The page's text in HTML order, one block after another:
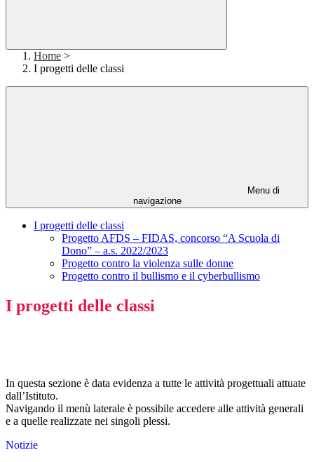
Home >
I progetti delle classi
Menu di
navigazione
I progetti delle classi
Progetto AFDS – FIDAS, concorso “A Scuola di
Dono” – a.s. 2022/2023
Progetto contro la violenza sulle donne
Progetto contro il bullismo e il cyberbullismo
I progetti delle classi
In questa sezione è data evidenza a tutte le attività progettuali attuate
dall’Istituto.
Navigando il menù laterale è possibile accedere alle attività generali
e a quelle realizzate nei singoli plessi.
Notizie